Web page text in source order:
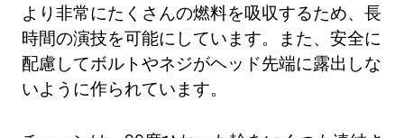
より非常にたくさんの燃料を吸収するため、長
時間の演技を可能にしています。また、安全に
配慮してボルトやネジがヘッド先端に露出しな
いように作られています。